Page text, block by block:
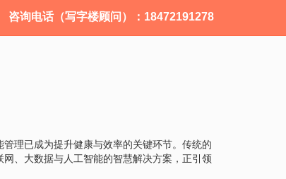
咨询电话（写字楼顾问）：18472191278
理已成为提升健康与效率的关键环节。传统的
、大数据与人工智能的智慧解决方案，正引领